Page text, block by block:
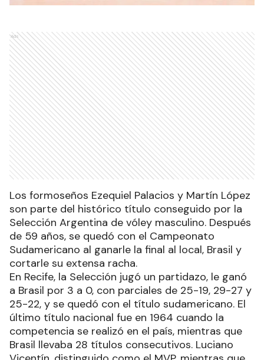
Ads
Los formoseños Ezequiel Palacios y Martín López
son parte del histórico título conseguido por la
Selección Argentina de vóley masculino. Después
de 59 años, se quedó con el Campeonato
Sudamericano al ganarle la final al local, Brasil y
cortarle su extensa racha.
En Recife, la Selección jugó un partidazo, le ganó
a Brasil por 3 a 0, con parciales de 25-19, 29-27 y
25-22, y se quedó con el título sudamericano. El
último título nacional fue en 1964 cuando la
competencia se realizó en el país, mientras que
Brasil llevaba 28 títulos consecutivos. Luciano